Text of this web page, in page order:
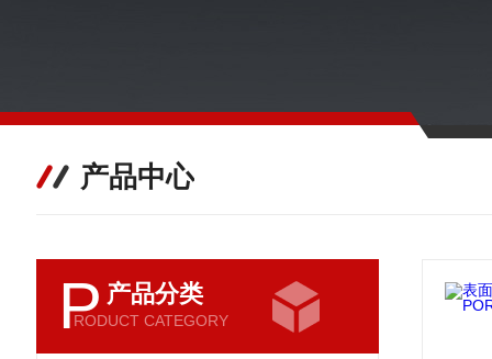
产品中心
P 产品分类
RODUCT CATEGORY